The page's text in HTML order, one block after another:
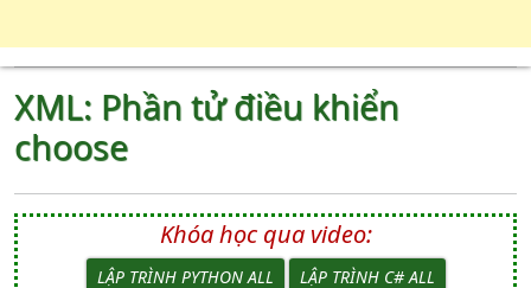
XML: Phần tử điều khiển
choose
Khóa học qua video:
LẬP TRÌNH PYTHON ALL LẬP TRÌNH C# ALL